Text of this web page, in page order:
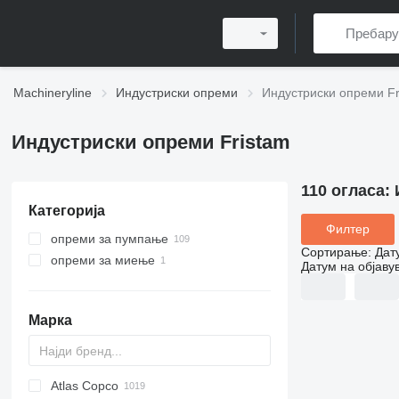
Machineryline Индустриски опреми Индустриски опреми
Индустриски опреми Fristam
Категорија
опреми за пумпање
индустриски пумпи
хемиски пумпи
опреми за миење
Марка
PDS
APD
AB
Ensis
VZ
AG3
Atlas Copco
110 огласа:
Филтер
Сортирање:
Датум на